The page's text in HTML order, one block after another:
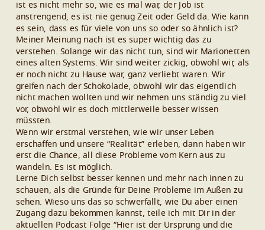
ist es nicht mehr so, wie es mal war, der Job ist
anstrengend, es ist nie genug Zeit oder Geld da. Wie kann
es sein, dass es für viele von uns so oder so ähnlich ist?
Meiner Meinung nach ist es super wichtig das zu
verstehen. Solange wir das nicht tun, sind wir Marionetten
eines alten Systems. Wir sind weiter zickig, obwohl wir, als
er noch nicht zu Hause war, ganz verliebt waren. Wir
greifen nach der Schokolade, obwohl wir das eigentlich
nicht machen wollten und wir nehmen uns ständig zu viel
vor, obwohl wir es doch mittlerweile besser wissen
müssten.
Wenn wir erstmal verstehen, wie wir unser Leben
erschaffen und unsere “Realität” erleben, dann haben wir
erst die Chance, all diese Probleme vom Kern aus zu
wandeln. Es ist möglich.
Lerne Dich selbst besser kennen und mehr nach innen zu
schauen, als die Gründe für Deine Probleme im Außen zu
sehen. Wieso uns das so schwerfällt, wie Du aber einen
Zugang dazu bekommen kannst, teile ich mit Dir in der
aktuellen Podcast Folge “Hier ist der Ursprung und die